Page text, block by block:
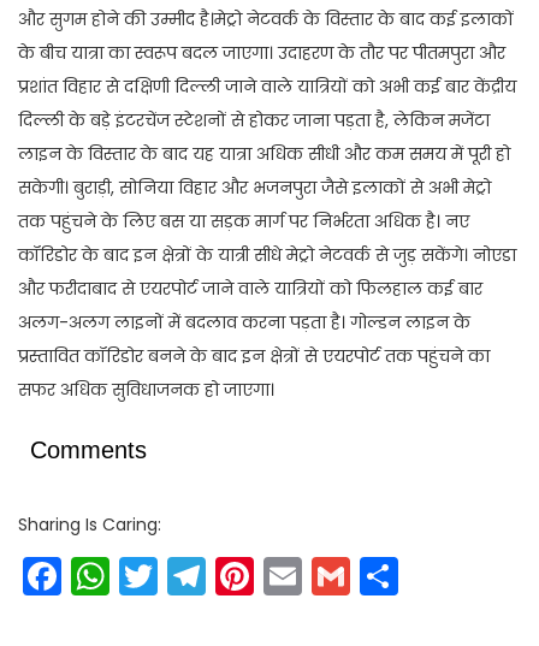
और सुगम होने की उम्मीद है।मेट्रो नेटवर्क के विस्तार के बाद कई इलाकों
के बीच यात्रा का स्वरूप बदल जाएगा। उदाहरण के तौर पर पीतमपुरा और
प्रशांत विहार से दक्षिणी दिल्ली जाने वाले यात्रियों को अभी कई बार केंद्रीय
दिल्ली के बड़े इंटरचेंज स्टेशनों से होकर जाना पड़ता है, लेकिन मजेंटा
लाइन के विस्तार के बाद यह यात्रा अधिक सीधी और कम समय में पूरी हो
सकेगी। बुराड़ी, सोनिया विहार और भजनपुरा जैसे इलाकों से अभी मेट्रो
तक पहुंचने के लिए बस या सड़क मार्ग पर निर्भरता अधिक है। नए
कॉरिडोर के बाद इन क्षेत्रों के यात्री सीधे मेट्रो नेटवर्क से जुड़ सकेंगे। नोएडा
और फरीदाबाद से एयरपोर्ट जाने वाले यात्रियों को फिलहाल कई बार
अलग-अलग लाइनों में बदलाव करना पड़ता है। गोल्डन लाइन के
प्रस्तावित कॉरिडोर बनने के बाद इन क्षेत्रों से एयरपोर्ट तक पहुंचने का
सफर अधिक सुविधाजनक हो जाएगा।
Comments
Sharing Is Caring:
Facebook
WhatsApp
Twitter
Telegram
Pinterest
EmailGmail